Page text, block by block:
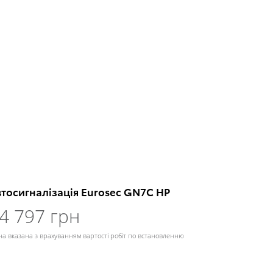
Eurosec GN7C HP
797 грн
вказана з врахуванням вартості робіт по встановленню